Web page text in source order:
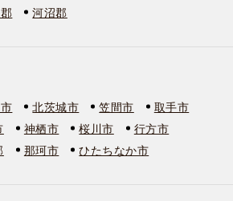
河沼郡
北茨城市 笠間市
取手市
神栖市 桜川市
行方市
那珂市 ひたちなか市